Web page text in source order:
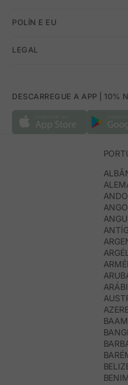
POLÍN E EU
LEGAL
DESCARREGUE A APP | 10%